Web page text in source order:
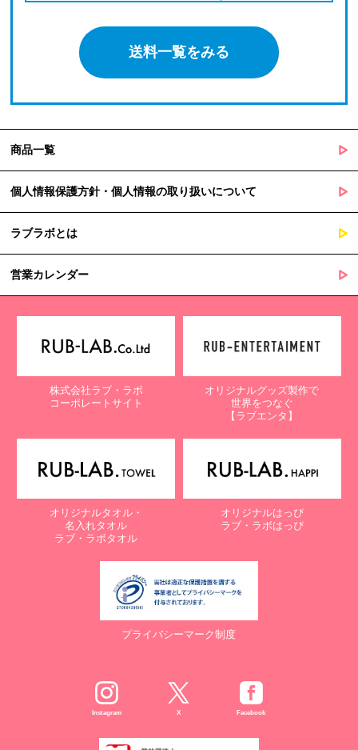
送料一覧をみる
商品一覧
個人情報保護方針・個人情報の取り扱いについて
ラブラボとは
営業カレンダー
株式会社ラブ・ラボ
コーポレートサイト
オリジナルグッズ製作で
世界をつなぐ
【ラブエンタ】
オリジナルタオル・
名入れタオル
ラブ・ラボタオル
オリジナルはっぴ
ラブ・ラボはっぴ
プライバシーマーク制度
Instagram X Facebook